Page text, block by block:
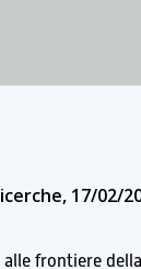
17/02/
frontiere